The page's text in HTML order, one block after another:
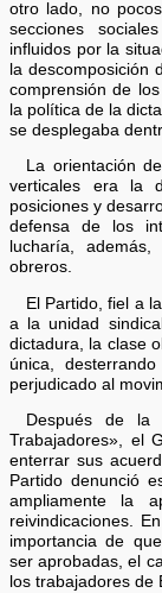
otro lado, no
secciones
influidos por la
la descomposición
comprensión de
la política de la
se desplegaba
La orientación
verticales era la
posiciones y
defensa de los
lucharía,
obreros.
El Partido, fiel a
a la unidad
dictadura, la clase
única,
perjudicado al
Después de la
Trabajadores», el
enterrar sus
Partido denunció
ampliamente la
reivindicaciones.
importancia de
ser aprobadas, el
los trabajadores de